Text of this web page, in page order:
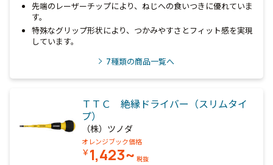
先端のレーザーチップにより、ねじへの食いつきに優れていま
す。
特殊なグリップ形状により、つかみやすさとフィット感を実現
しています。
7種類の商品一覧へ
ＴＴＣ 絶縁ドライバー（スリムタイ
プ）
（株）ツノダ
オレンジブック価格
￥1,423~ 税抜